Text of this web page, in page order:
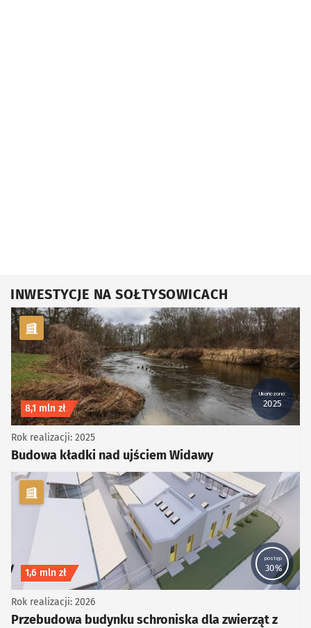
INWESTYCJE NA SOŁTYSOWICACH
kategoria Rowerowe, Piesze
Ukończono:
2025
Koszt inwestycji
8,1 mln zł
Budowa kładki nad ujściem Widawy
Rok realizacji: 2025
kategoria Infrastruktura
postęp
30%
Koszt inwestycji
1,6 mln zł
Przebudowa budynku schroniska dla zwierząt z
Rok realizacji: 2026